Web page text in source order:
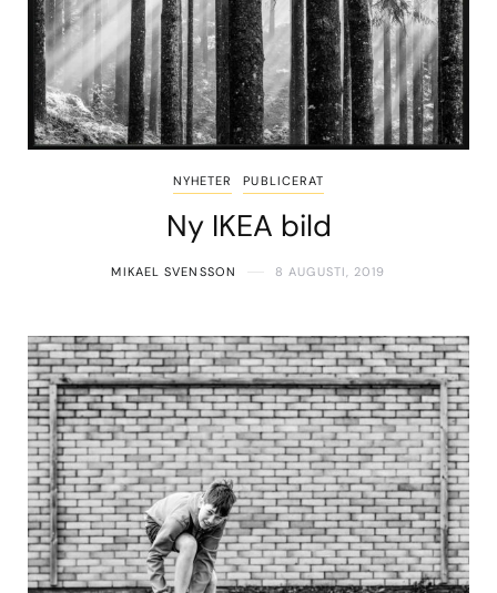
NYHETER PUBLICERAT
Ny IKEA bild
MIKAEL SVENSSON 8 AUGUSTI, 2019